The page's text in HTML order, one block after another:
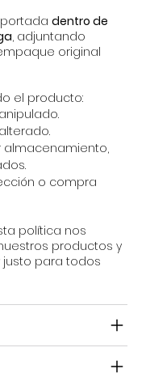
dentro de
, adjuntando
original
el producto:
almacenamiento,
o compra
política nos
productos y
justo para todos